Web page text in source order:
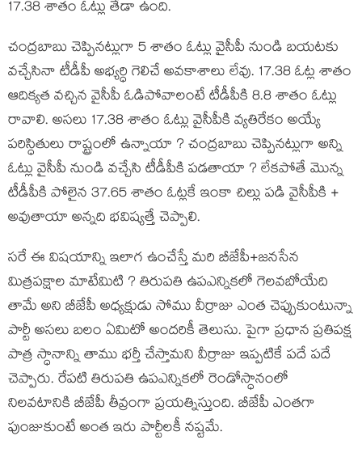
17.38 శాతం ఓట్లు తేడా ఉంది.
చంద్రబాబు చెప్పినట్లుగా 5 శాతం ఓట్లు వైసీపీ నుండి బయటకు
వచ్చేసినా టీడీపీ అభ్యర్ధి గెలిచే అవకాశాలు లేవు. 17.38 ఓట్ల శాతం
ఆదిక్యత వచ్చిన వైసీపీ ఓడిపోవాలంటే టీడీపీకి 8.8 శాతం ఓట్లు
రావాలి. అసలు 17.38 శాతం ఓట్లు వైసీపీకి వ్యతిరేకం అయ్యే
పరిస్ధితులు రాష్ట్రంలో ఉన్నాయా ? చంద్రబాబు చెప్పినట్లుగా అన్ని
ఓట్లు వైసీపీ నుండి వచ్చేసి టీడీపీకి పడతాయా ? లేకపోతే మొన్న
టీడీపీకి పోలైన 37.65 శాతం ఓట్లకే ఇంకా చిల్లు పడి వైసీపీకి +
అవుతాయా అన్నది భవిష్యత్తే చెప్పాలి.
సరే ఈ విషయాన్ని ఇలాగ ఉంచేస్తే మరి బీజేపీ+జనసేన
మిత్రపక్షాల మాటేమిటి ? తిరుపతి ఉపఎన్నికలో గెలవబోయేది
తామే అని బీజేపీ అధ్యక్షుడు సోము వీర్రాజు ఎంత చెప్పుకుంటున్నా
పార్టీ అసలు బలం ఏమిటో అందరికీ తెలుసు. పైగా ప్రధాన ప్రతిపక్ష
పాత్ర స్ధానాన్ని తాము భర్తీ చేస్తామని వీర్రాజు ఇప్పటికే పదే పదే
చెప్పారు. రేపటి తిరుపతి ఉపఎన్నికలో రెండోస్ధానంలో
నిలవటానికి బీజేపీ తీవ్రంగా ప్రయత్నిస్తుంది. బీజేపీ ఎంతగా
పుంజుకుంటే అంత ఇరు పార్టీలకీ నష్టమే.